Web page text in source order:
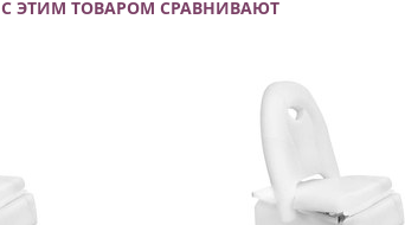
С ЭТИМ ТОВАРОМ СРАВНИВАЮТ